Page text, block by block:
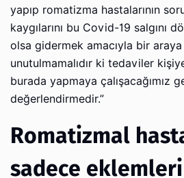
yapıp romatizma hastalarının
kaygılarını bu Covid-19 salgını
olsa gidermek amacıyla bir
unutulmamalıdır ki tedaviler
burada yapmaya çalışacağımız
değerlendirmedir.”
Romatizmal
sadece eklemleri